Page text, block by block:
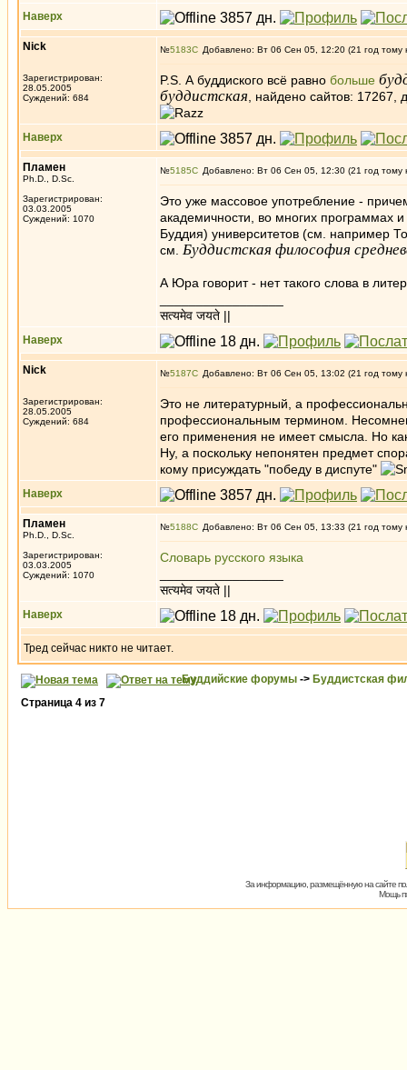
Наверх
Nick
Зарегистрирован:
28.05.2005
Суждений: 684
№5183 Добавлено: Вт 06 Сен 05, 12:20 (21 год тому
P.S. А буддиского всё равно больше
буддистская , найдено сайтов: 17267,
Наверх
Пламен
Ph.D., D.Sc.
Зарегистрирован:
03.03.2005
Суждений: 1070
№5185 Добавлено: Вт 06 Сен 05, 12:30 (21 год тому
Это уже массовое употребление -
академичности, во многих программах
Буддия) университетов (см. например
см. Буддистская философия
А Юра говорит - нет такого слова в
सत्यमेव जयते ||
Наверх
Nick
Зарегистрирован:
28.05.2005
Суждений: 684
№5187 Добавлено: Вт 06 Сен 05, 13:02 (21 год тому
Это не литературный, а
профессиональным термином.
его применения не имеет смысла. Но
Ну, а поскольку непонятен предмет
кому присуждать "победу в диспуте"
Наверх
Пламен
Ph.D., D.Sc.
Зарегистрирован:
03.03.2005
Суждений: 1070
№5188 Добавлено: Вт 06 Сен 05, 13:33 (21 год тому
Словарь русского языка
सत्यमेव जयते ||
Наверх
Тред сейчас никто не читает.
Буддийские форумы -> Буддистская
Страница 4 из 7
За информацию, размещённую на сайте
Мощь